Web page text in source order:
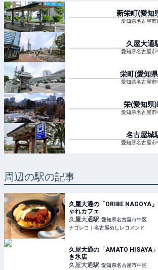
新栄町(愛知
愛知県名古屋市
久屋大通
愛知県名古屋市
栄町(愛知
愛知県名古屋市
栄(愛知県)
愛知県名古屋市
名古屋城
愛知県名古屋市
周辺の駅の記事
久屋大通の「ORIBE NAGOYA
ゃれカフェ
久屋大通駅 愛知県名古屋市中区
ナゴレコ｜名古屋めしレコメンド
久屋大通の「AMATO HISAYA
き氷店
久屋大通駅 愛知県名古屋市中区